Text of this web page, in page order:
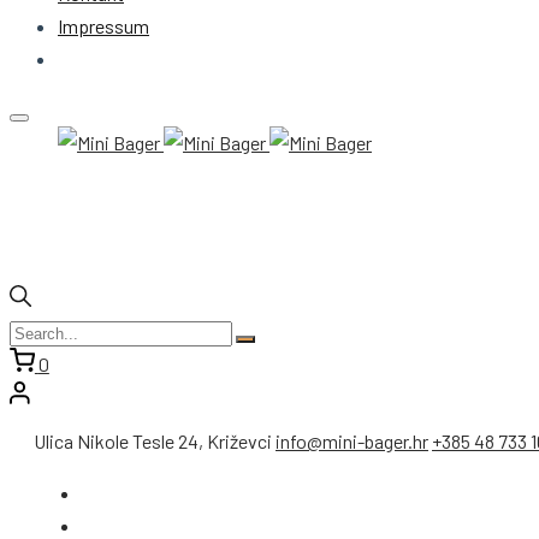
Impressum
0
Ulica Nikole Tesle 24, Križevci info@mini-bager.hr +385 48 733